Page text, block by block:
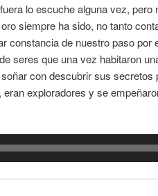
lo escuche alguna vez, pero
siempre ha sido, no tanto
constancia de nuestro paso por
seres que una vez habitaron
con descubrir sus
exploradores y se